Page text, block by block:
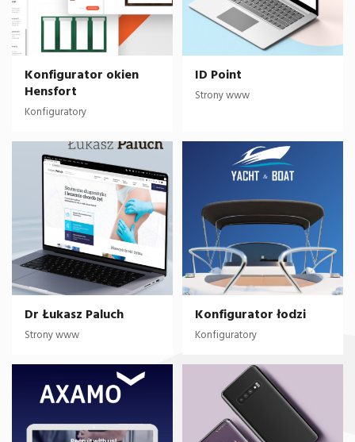
Konfigurator okien
Hensfort
Konfiguratory
ID Point
Strony www
Dr Łukasz Paluch
Strony www
Konfigurator łodzi
Konfiguratory